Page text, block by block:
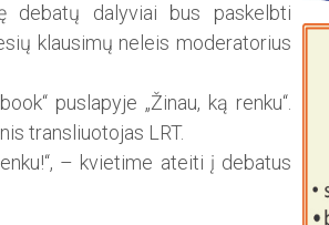
debatų dalyviai bus paskelbti
klausimų neleis moderatorius
puslapyje „Žinau, ką renku“.
transliuotojas LRT.
– kvietime ateiti į debatus